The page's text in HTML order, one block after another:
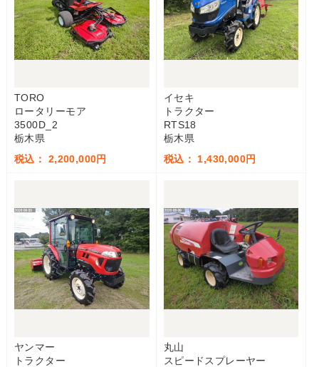
TORO
ロータリーモア
3500D_2
栃木県
税込： 2,200,000円
イセキ
トラクター
RTS18
栃木県
税込： 1,430,000円
ヤンマー
トラクター
丸山
スピードスプレーヤー